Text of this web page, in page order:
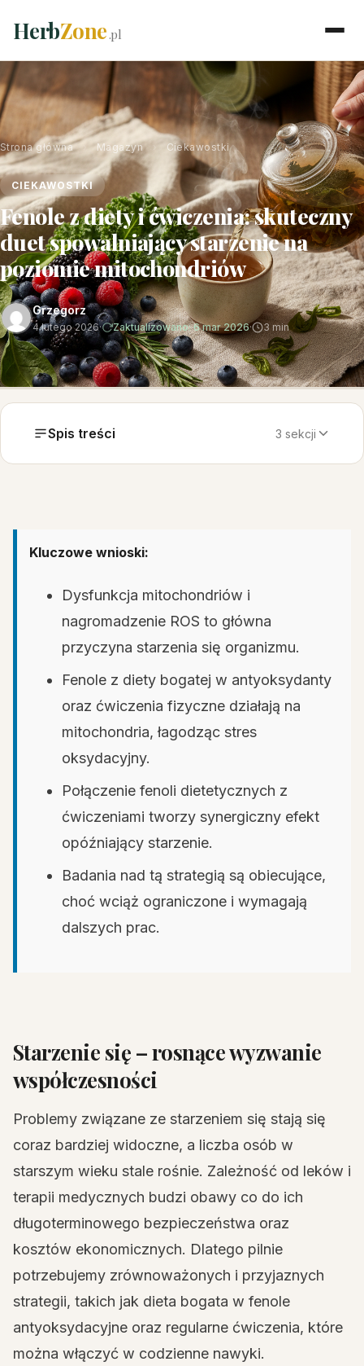
HerbZone.pl
Strona główna › Magazyn Ciekawostki
CIEKAWOSTKI
Fenole z diety i ćwiczenia: skuteczny
duet spowalniający starzenie na
poziomie mitochondriów
Grzegorz
4 lutego 2026· Zaktualizowano: 6 mar 2026· 3 min
Spis treści 3 sekcji
Kluczowe wnioski:
Dysfunkcja mitochondriów i
nagromadzenie ROS to główna
przyczyna starzenia się organizmu.
Fenole z diety bogatej w antyoksydanty
oraz ćwiczenia fizyczne działają na
mitochondria, łagodząc stres
oksydacyjny.
Połączenie fenoli dietetycznych z
ćwiczeniami tworzy synergiczny efekt
opóźniający starzenie.
Badania nad tą strategią są obiecujące,
choć wciąż ograniczone i wymagają
dalszych prac.
Starzenie się – rosnące wyzwanie
współczesności
Problemy związane ze starzeniem się stają się
coraz bardziej widoczne, a liczba osób w
starszym wieku stale rośnie. Zależność od leków i
terapii medycznych budzi obawy co do ich
długoterminowego bezpieczeństwa oraz
kosztów ekonomicznych. Dlatego pilnie
potrzebujemy zrównoważonych i przyjaznych
strategii, takich jak dieta bogata w fenole
antyoksydacyjne oraz regularne ćwiczenia, które
można włączyć w codzienne nawyki.